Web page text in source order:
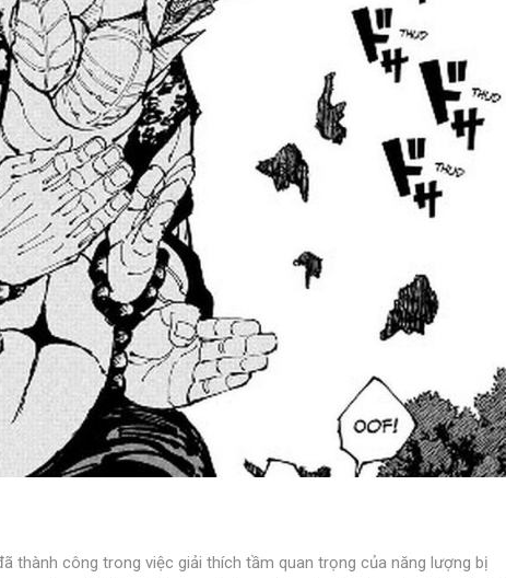
thành công trong việc giải thích tầm quan trọng của năng lượng bị